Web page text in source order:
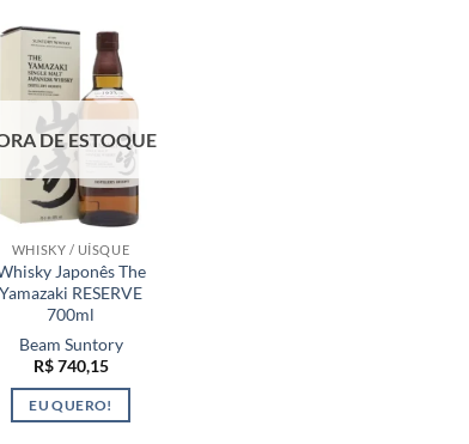
DE ESTOQUE
WHISKY / UÍSQUE
Japonês The
Yamazaki RESERVE
700ml
Beam Suntory
R$740,15
EU QUERO!